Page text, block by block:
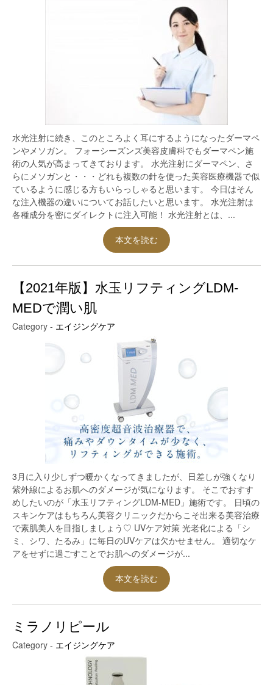
水光注射に続き、このところよく耳にするようになったダーマペ
ンやメソガン。 フォーシーズンズ美容皮膚科でもダーマペン施
術の人気が高まってきております。 水光注射にダーマペン、さ
らにメソガンと・・・どれも複数の針を使った美容医療機器で似
ているように感じる方もいらっしゃると思います。 今日はそん
な注入機器の違いについてお話したいと思います。 水光注射は
各種成分を密にダイレクトに注入可能！ 水光注射とは、...
本文を読む
【2021年版】水玉リフティングLDM-
MEDで潤い肌
Category - エイジングケア
3月に入り少しずつ暖かくなってきましたが、日差しが強くなり
紫外線によるお肌へのダメージが気になります。 そこでおすす
めしたいのが「水玉リフティングLDM-MED」施術です。 日頃の
スキンケアはもちろん美容クリニックだからこそ出来る美容治療
で素肌美人を目指しましょう♡ UVケア対策 光老化による「シ
ミ、シワ、たるみ」に毎日のUVケアは欠かせません。 適切なケ
アをせずに過ごすことでお肌へのダメージが...
本文を読む
ミラノリピール
Category - エイジングケア